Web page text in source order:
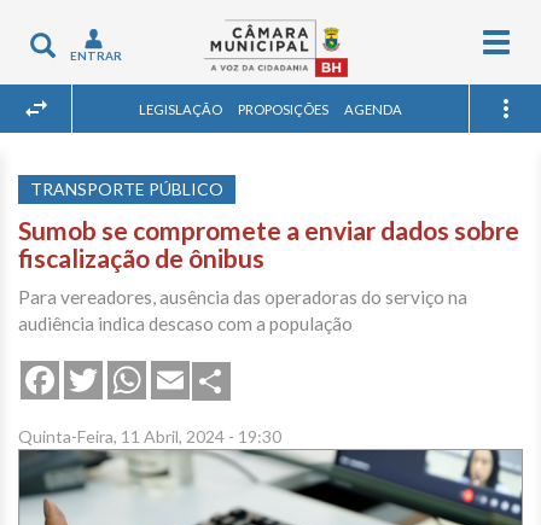
Toggle
navigation
ENTRAR
LEGISLAÇÃO PROPOSIÇÕES AGENDA
TRANSPORTE PÚBLICO
Sumob se compromete a enviar dados sobre
fiscalização de ônibus
Para vereadores, ausência das operadoras do serviço na
audiência indica descaso com a população
FacebookTwitterWhatsApp
Email
Quinta-Feira, 11 Abril, 2024 - 19:30